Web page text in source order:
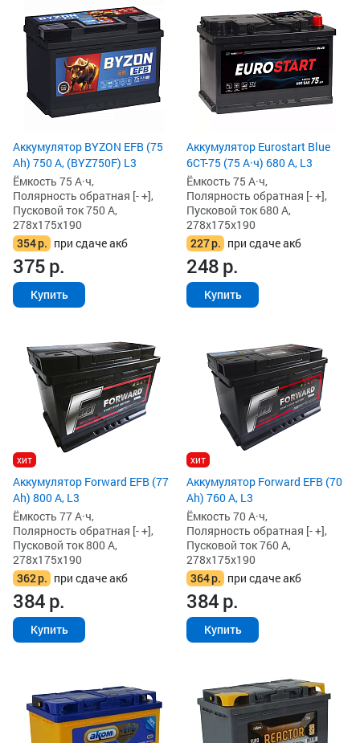
Аккумулятор BYZON EFB (75
Ah) 750 А, (BYZ750F) L3
Ёмкость 75 А·ч,
Полярность обратная [- +],
Пусковой ток 750 А,
278x175x190
354р. при сдаче акб
375р.
Купить
Аккумулятор Eurostart Blue
6CT-75 (75 А·ч) 680 А, L3
Ёмкость 75 А·ч,
Полярность обратная [- +],
Пусковой ток 680 А,
278x175x190
227р. при сдаче акб
248р.
Купить
хит
Аккумулятор Forward EFB (77
Ah) 800 А, L3
Ёмкость 77 А·ч,
Полярность обратная [- +],
Пусковой ток 800 А,
278x175x190
362р. при сдаче акб
384р.
Купить
хит
Аккумулятор Forward EFB (70
Ah) 760 А, L3
Ёмкость 70 А·ч,
Полярность обратная [- +],
Пусковой ток 760 А,
278x175x190
364р. при сдаче акб
384р.
Купить